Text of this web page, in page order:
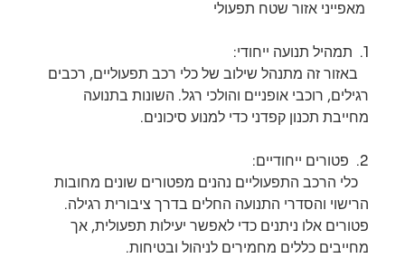
1.  תמהיל תנועה ייחודי:
   באזור זה מתנהל שילוב של כלי רכב תפעוליים, רכבים
רגילים, רוכבי אופניים והולכי רגל. השונות בתנועה
מחייבת תכנון קפדני כדי למנוע סיכונים.
2.  פטורים ייחודיים:
   כלי הרכב התפעוליים נהנים מפטורים שונים מחובות
הרישוי והסדרי התנועה החלים בדרך ציבורית רגילה.
פטורים אלו ניתנים כדי לאפשר יעילות תפעולית, אך
מחייבים כללים מחמירים לניהול ובטיחות.